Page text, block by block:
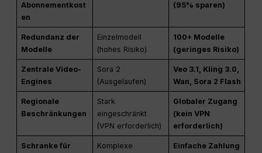
Abonnementkost
en
(95% sparen)
Redundanz der
Modelle
Einzelmodell
(hohes Risiko)
100+ Modelle
(geringes Risiko)
Zentrale Video-
Engines
Sora 2
(Ausgelaufen)
Veo 3.1, Kling 3.0,
Wan, Sora 2 Flash
Regionale
Beschränkungen
Stark
eingeschränkt
(VPN erforderlich)
Globaler Zugang
(kein VPN
erforderlich)
Schranke für
Komplexe
Einfache Zahlung